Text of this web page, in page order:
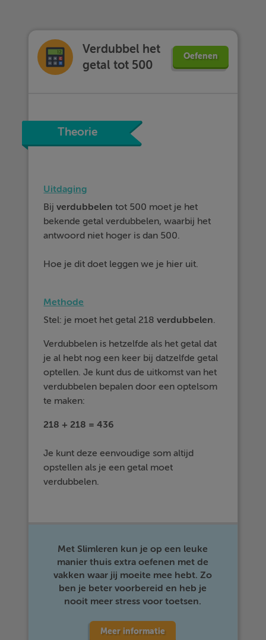
Verdubbel het
getal tot 500
Oefenen
Theorie
Uitdaging
Bijverdubbelen tot 500 moet je het
bekende getal verdubbelen, waarbij het
antwoord niet hoger is dan 500.
Hoe je dit doet leggen we je hier uit.
Methode
Stel: je moet het getal 218verdubbelen.
Verdubbelen is hetzelfde als het getal dat
je al hebt nog een keer bij datzelfde getal
optellen. Je kunt dus de uitkomst van het
verdubbelen bepalen door een optelsom
te maken:
218 + 218 = 436
Je kunt deze eenvoudige som altijd
opstellen als je een getal moet
verdubbelen.
Met Slimleren kun je op een leuke
manier thuis extra oefenen met de
vakken waar jij moeite mee hebt. Zo
ben je beter voorbereid en heb je
nooit meer stress voor toetsen.
Meer informatie